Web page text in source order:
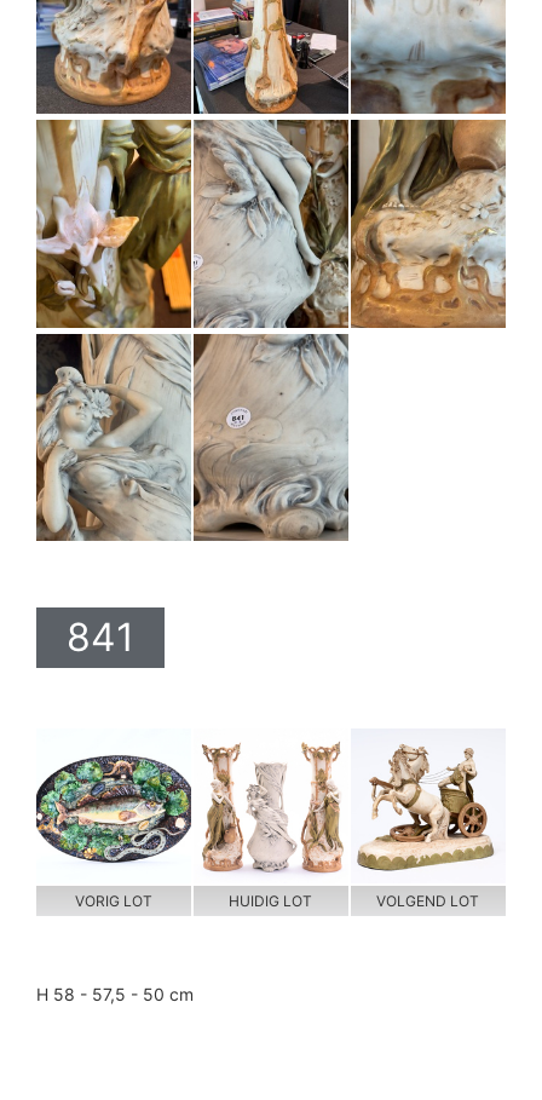
841
VORIG LOT HUIDIG LOT VOLGEND LOT
H 58 - 57,5 - 50 cm